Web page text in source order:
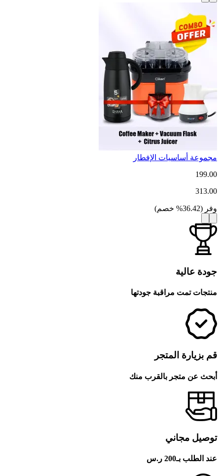
مجموعة أساسيات الإفطار
199.00
313.00
وفر (
36.42
% خصم)
جودة عالية
منتجات تمت مراقبة جودتها
قم بزيارة المتجر
أبحث عن متجر بالقرب منك
توصيل مجاني
عند الطلب بـ200 ر.س